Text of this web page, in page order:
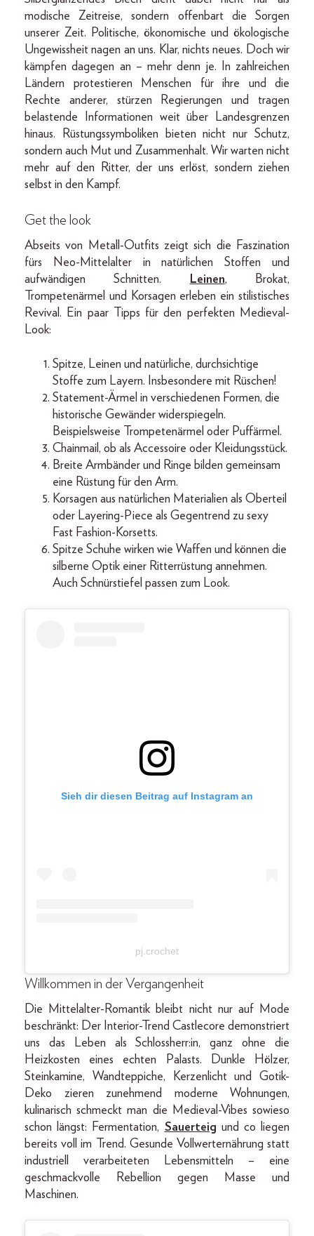
modische Zeitreise, sondern offenbart die Sorgen
unserer Zeit. Politische, ökonomische und ökologische
Ungewissheit nagen an uns. Klar, nichts neues. Doch wir
kämpfen dagegen an – mehr denn je. In zahlreichen
Ländern protestieren Menschen für ihre und die
Rechte anderer, stürzen Regierungen und tragen
belastende Informationen weit über Landesgrenzen
hinaus. Rüstungssymboliken bieten nicht nur Schutz,
sondern auch Mut und Zusammenhalt. Wir warten nicht
mehr auf den Ritter, der uns erlöst, sondern ziehen
selbst in den Kampf.
Get the look
Abseits von Metall-Outfits zeigt sich die Faszination
fürs Neo-Mittelalter in natürlichen Stoffen und
aufwändigen Schnitten.
Leinen, Brokat,
Trompetenärmel und Korsagen erleben ein stilistisches
Revival. Ein paar Tipps für den perfekten Medieval-
Look:
Spitze, Leinen und natürliche, durchsichtige
Stoffe zum Layern. Insbesondere mit Rüschen!
Statement-Ärmel in verschiedenen Formen, die
historische Gewänder widerspiegeln.
Beispielsweise Trompetenärmel oder Puffärmel.
Chainmail, ob als Accessoire oder Kleidungsstück.
Breite Armbänder und Ringe bilden gemeinsam
eine Rüstung für den Arm.
Korsagen aus natürlichen Materialien als Oberteil
oder Layering-Piece als Gegentrend zu sexy
Fast Fashion-Korsetts.
Spitze Schuhe wirken wie Waffen und können die
silberne Optik einer Ritterrüstung annehmen.
Auch Schnürstiefel passen zum Look.
Sieh dir diesen Beitrag auf Instagram an
pj.crochet
Willkommen in der Vergangenheit
Die Mittelalter-Romantik bleibt nicht nur auf Mode
beschränkt: Der Interior-Trend Castlecore demonstriert
uns das Leben als Schlossherr:in, ganz ohne die
Heizkosten eines echten Palasts. Dunkle Hölzer,
Steinkamine, Wandteppiche, Kerzenlicht und Gotik-
Deko zieren zunehmend moderne Wohnungen,
kulinarisch schmeckt man die Medieval-Vibes sowieso
schon längst: Fermentation, Sauerteig und co liegen
bereits voll im Trend. Gesunde Vollwerternährung statt
industriell verarbeiteten Lebensmitteln – eine
geschmackvolle Rebellion gegen Masse und
Maschinen.